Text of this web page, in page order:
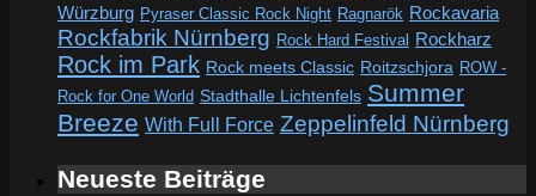
Würzburg Pyraser Classic Rock Night Ragnarök Rockavaria
Rockfabrik Nürnberg Rock Hard Festival Rockharz
Rock im Park Rock meets Classic Roitzschjora ROW -
Rock for One World Stadthalle Lichtenfels Summer
Breeze With Full Force Zeppelinfeld Nürnberg
Neueste Beiträge